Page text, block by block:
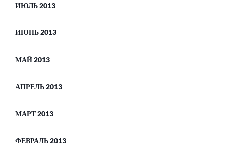
ИЮЛЬ 2013
ИЮНЬ 2013
МАЙ 2013
АПРЕЛЬ 2013
МАРТ 2013
ФЕВРАЛЬ 2013